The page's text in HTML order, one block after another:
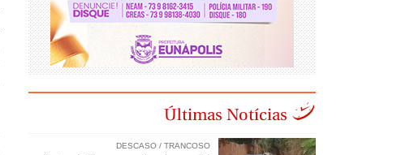
Últimas Notícias
DESCASO / TRANCOSO